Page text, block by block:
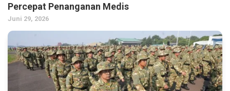
Percepat Penanganan Medis
Juni 29, 2026